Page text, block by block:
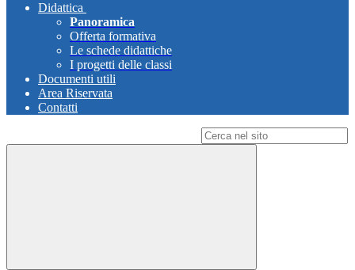
Didattica
Panoramica
Offerta formativa
Le schede didattiche
I progetti delle classi
Documenti utili
Area Riservata
Contatti